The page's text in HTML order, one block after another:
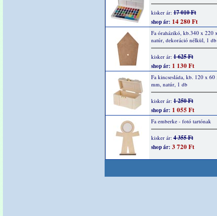
kisker ár: 17 010 Ft
shop ár: 14 280 Ft
Fa óraházikó, kb.340 x 220
natúr, dekoráció nélkül, 1 db
kisker ár: 1 625 Ft
shop ár: 1 130 Ft
Fa kincsesláda, kb. 120 x 60
mm, natúr, 1 db
kisker ár: 1 250 Ft
shop ár: 1 055 Ft
Fa emberke - fotó tartónak
kisker ár: 4 355 Ft
shop ár: 3 720 Ft